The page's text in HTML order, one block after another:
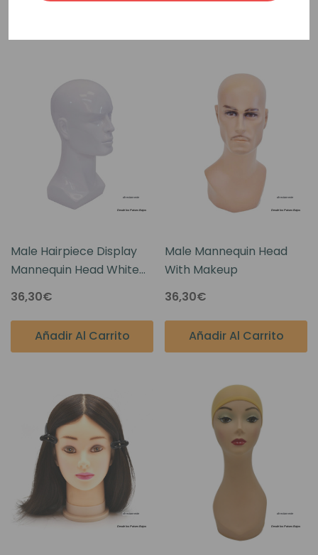
Male Hairpiece Display
Mannequin Head White
Glossy
36,30€
Añadir Al Carrito
Male Mannequin Head
With Makeup
36,30€
Añadir Al Carrito